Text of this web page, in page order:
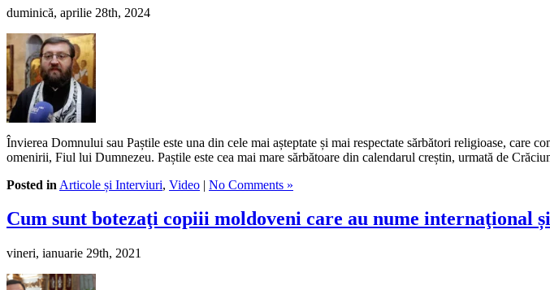
duminică, aprilie 28th, 2024
Învierea Domnului sau Paștile este una din cele mai așteptate și mai respectate sărbători religioase,
omenirii, Fiul lui Dumnezeu. Paștile este cea mai mare sărbătoare din calendarul creștin, urmată de
Posted in Articole și Interviuri, Video | No Comments »
Cum sunt botezaţi copiii moldoveni care au nume internaţional
vineri, ianuarie 29th, 2021